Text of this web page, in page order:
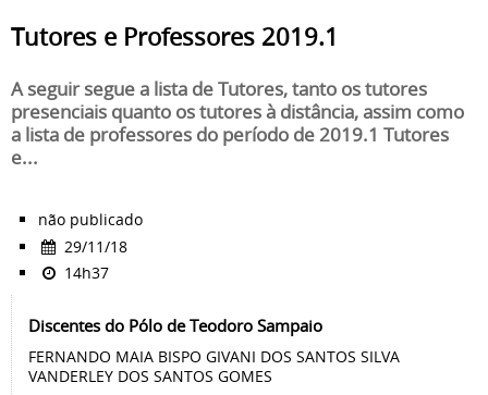
Tutores e Professores 2019.1
A seguir segue a lista de Tutores, tanto os tutores
presenciais quanto os tutores à distância, assim como
a lista de professores do período de 2019.1 Tutores
e...
não publicado
29/11/18
14h37
Discentes do Pólo de Teodoro Sampaio
FERNANDO MAIA BISPO GIVANI DOS SANTOS SILVA
VANDERLEY DOS SANTOS GOMES